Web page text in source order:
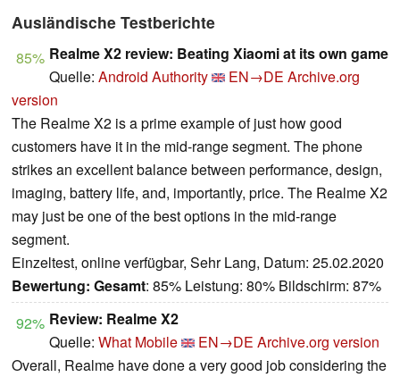
Ausländische Testberichte
85% Realme X2 review: Beating Xiaomi at its own game
Quelle: Android Authority EN→DE Archive.org
version
The Realme X2 is a prime example of just how good
customers have it in the mid-range segment. The phone
strikes an excellent balance between performance, design,
imaging, battery life, and, importantly, price. The Realme X2
may just be one of the best options in the mid-range
segment.
Einzeltest, online verfügbar, Sehr Lang, Datum: 25.02.2020
Bewertung: Gesamt: 85% Leistung: 80% Bildschirm: 87%
92% Review: Realme X2
Quelle: What Mobile EN→DE Archive.org version
Overall, Realme have done a very good job considering the